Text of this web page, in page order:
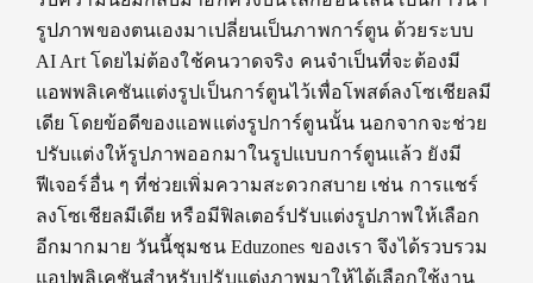
รูปภาพของตนเองมาเปลี่ยนเป็นภาพการ์ตูน ด้วยระบบ
AI Art โดยไม่ต้องใช้คนวาดจริง คนจำเป็นที่จะต้องมี
แอพพลิเคชันแต่งรูปเป็นการ์ตูนไว้เพื่อโพสต์ลงโซเชียลมี
เดีย โดยข้อดีของแอพแต่งรูปการ์ตูนนั้น นอกจากจะช่วย
ปรับแต่งให้รูปภาพออกมาในรูปแบบการ์ตูนแล้ว ยังมี
ฟีเจอร์อื่น ๆ ที่ช่วยเพิ่มความสะดวกสบาย เช่น การแชร์
ลงโซเชียลมีเดีย หรือมีฟิลเตอร์ปรับแต่งรูปภาพให้เลือก
อีกมากมาย วันนี้ชุมชน Eduzones ของเรา จึงได้รวบรวม
แอปพลิเคชันสำหรับปรับแต่งภาพมาให้ได้เลือกใช้งาน